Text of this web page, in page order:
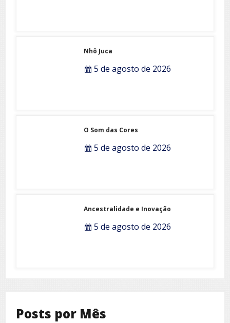
Nhô Juca
5 de agosto de 2026
O Som das Cores
5 de agosto de 2026
Ancestralidade e Inovação
5 de agosto de 2026
Posts por Mês